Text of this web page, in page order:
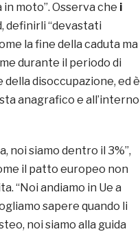
moto”. Osserva che i
definirli “devastati
la fine della caduta ma
durante il periodo di
disoccupazione, ed è
anagrafico e all’interno
noi siamo dentro il 3%”,
il patto europeo non
“Noi andiamo in Ue a
sapere quando li
noi siamo alla guida